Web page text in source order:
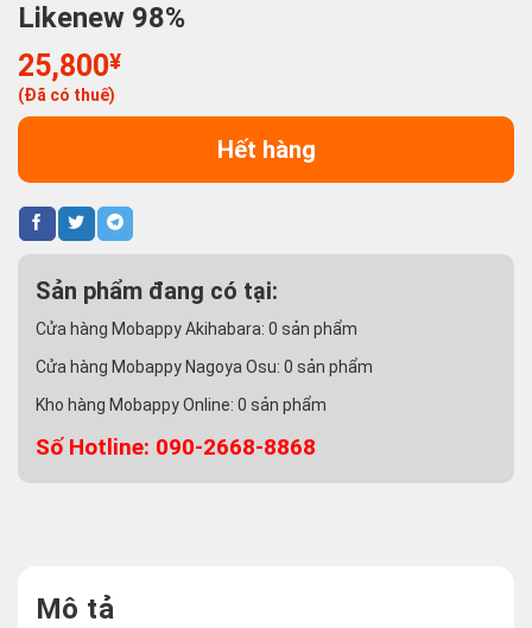
Likenew 98%
25,800¥
(Đã có thuế)
Hết hàng
Sản phẩm đang có tại:
Cửa hàng Mobappy Akihabara: 0 sản phẩm
Cửa hàng Mobappy Nagoya Osu: 0 sản phẩm
Kho hàng Mobappy Online: 0 sản phẩm
Số Hotline: 090-2668-8868
Mô tả